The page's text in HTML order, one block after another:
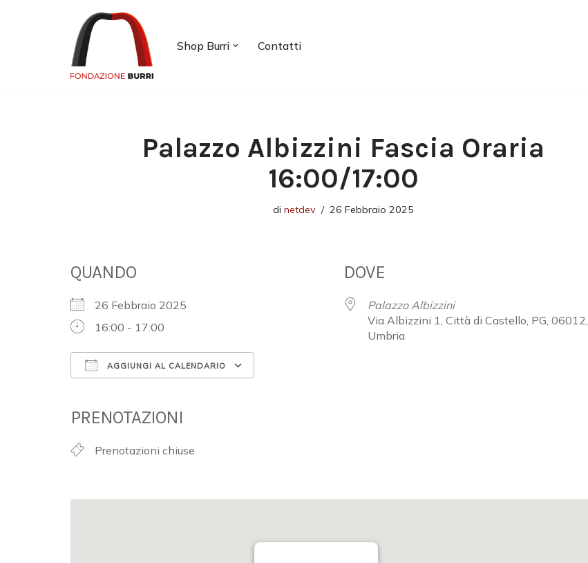
Shop Burri Contatti
Palazzo Albizzini Fascia Oraria
16:00/17:00
di netdev 26 Febbraio 2025
QUANDO
26 Febbraio 2025
16:00 - 17:00
AGGIUNGI AL CALENDARIO
PRENOTAZIONI
Prenotazioni chiuse
DOVE
Palazzo Albizzini
Via Albizzini 1, Città di Castello, PG, 06012,
Umbria